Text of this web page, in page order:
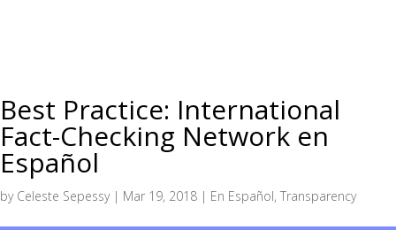
Best Practice: International
Fact-Checking Network en
Español
by Celeste Sepessy| Mar 19, 2018 | En Español, Transparency